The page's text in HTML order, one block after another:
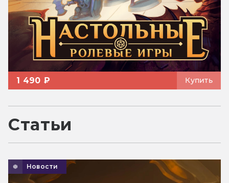
1 490 ₽ Купить
Статьи
Новости